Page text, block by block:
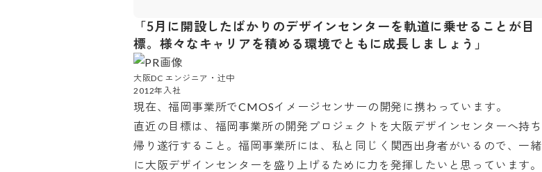
「5月に開設したばかりのデザインセンターを軌道に乗せることが目
標。様々なキャリアを積める環境でともに成長しましょう」
大阪DC エンジニア・辻中
2012年入社
現在、福岡事業所でCMOSイメージセンサーの開発に携わっています。
直近の目標は、福岡事業所の開発プロジェクトを大阪デザインセンターへ持ち
帰り遂行すること。福岡事業所には、私と同じく関西出身者がいるので、一緒
に大阪デザインセンターを盛り上げるために力を発揮したいと思っています。